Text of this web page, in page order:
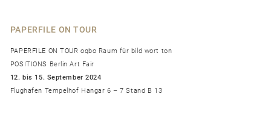
PAPERFILE ON TOUR
PAPERFILE ON TOUR oqbo Raum für bild wort ton
POSITIONS Berlin Art Fair
12. bis 15. September 2024
Flughafen Tempelhof Hangar 6 – 7 Stand B 13